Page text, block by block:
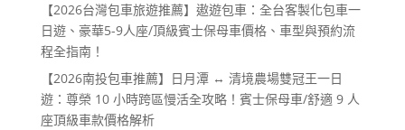
【2026台灣包車旅遊推薦】遨遊包車：全台客製化包車一
日遊、豪華5-9人座/頂級賓士保母車價格、車型與預約流
程全指南！
【2026南投包車推薦】日月潭 ↔ 清境農場雙冠王一日
遊：尊榮 10 小時跨區慢活全攻略！賓士保母車/舒適 9 人
座頂級車款價格解析